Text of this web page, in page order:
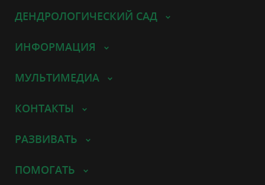
ДЕНДРОЛОГИЧЕСКИЙ САД
ИНФОРМАЦИЯ
МУЛЬТИМЕДИА
КОНТАКТЫ
РАЗВИВАТЬ
ПОМОГАТЬ